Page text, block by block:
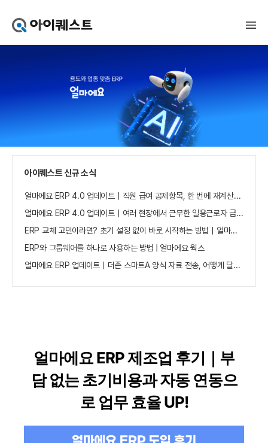
퀘
얼
마
가
기
아이퀘스트 신규 소식
얼마에요 ERP 4.0 업데이트｜직원 급여 공제항목, 한 번에 재계산하세요
얼마에요 ERP 4.0 업데이트｜여러 현장에서 근무한 일용근로자 급여, 현장별로 선택 수집하세요
ERP 교체 고민이라면? 초기 설정 없이 바로 시작하는 방법｜얼마에요 ERP
ERP와 그룹웨어를 하나로 사용하는 방법 | 얼마에요 웍스
얼마에요 ERP 업데이트｜더존 스마트A 양식 자료 전송, 어떻게 달라졌나요?
얼마에요 ERP 제조업 후기｜부
담 없는 초기비용과 자동 연동으
로 업무 효율 UP!